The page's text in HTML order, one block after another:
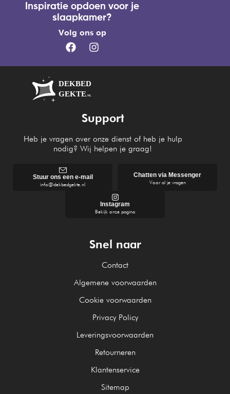
Inspiratie opdoen voor je
slaapkamer?
Volg ons op
Support
Heb je vragen over onze dienst of heb je hulp
nodig? Wij helpen je graag!
Stuur ons een e-mail
info@dekbedgekte.nl
Chatten via Messenger
Voor al je vragen
Instagram
Bekijk onze pagina
Snel naar
Contact
Algemene voorwaarden
Cookie voorwaarden
Privacy Policy
Leveringsvoorwaarden
Retourneren
Klantenservice
Sitemap